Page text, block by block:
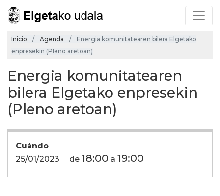
Inicio Agenda
Energia komunitatearen bilera Elgetako
enpresekin (Pleno aretoan)
Energia komunitatearen
bilera Elgetako enpresekin
(Pleno aretoan)
Cuándo
25/01/2023
de 18:00 a 19:00